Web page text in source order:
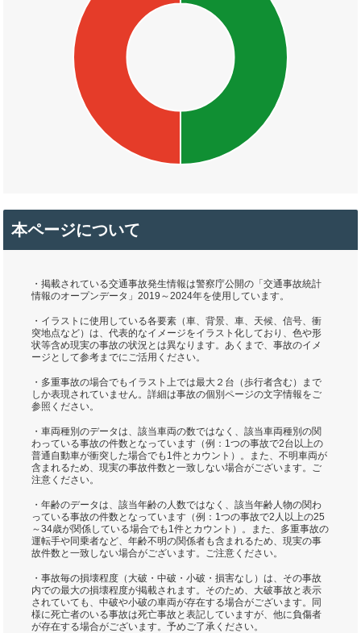
本ページについて
・掲載されている交通事故発生情報は警察庁公開の「交通事故統計
情報のオープンデータ」2019～2024年を使用しています。
・イラストに使用している各要素（車、背景、車、天候、信号、衝
突地点など）は、代表的なイメージをイラスト化しており、色や形
状等含め現実の事故の状況とは異なります。あくまで、事故のイメ
ージとして参考までにご活用ください。
・多重事故の場合でもイラスト上では最大２台（歩行者含む）まで
しか表現されていません。詳細は事故の個別ページの文字情報をご
参照ください。
・車両種別のデータは、該当車両の数ではなく、該当車両種別の関
わっている事故の件数となっています（例：1つの事故で2台以上の
普通自動車が衝突した場合でも1件とカウント）。また、不明車両が
含まれるため、現実の事故件数と一致しない場合がございます。ご
注意ください。
・年齢のデータは、該当年齢の人数ではなく、該当年齢人物の関わ
っている事故の件数となっています（例：1つの事故で2人以上の25
～34歳が関係している場合でも1件とカウント）。また、多重事故の
運転手や同乗者など、年齢不明の関係者も含まれるため、現実の事
故件数と一致しない場合がございます。ご注意ください。
・事故毎の損壊程度（大破・中破・小破・損害なし）は、その事故
内での最大の損壊程度が掲載されます。そのため、大破事故と表示
されていても、中破や小破の車両が存在する場合がございます。同
様に死亡者のいる事故は死亡事故と表記していますが、他に負傷者
が存在する場合がございます。予めご了承ください。